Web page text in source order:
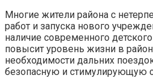
Многие жители района с
работ и запуска нового
наличие современного
повысит уровень жизни в
необходимости дальних
безопасную и стимулирующую